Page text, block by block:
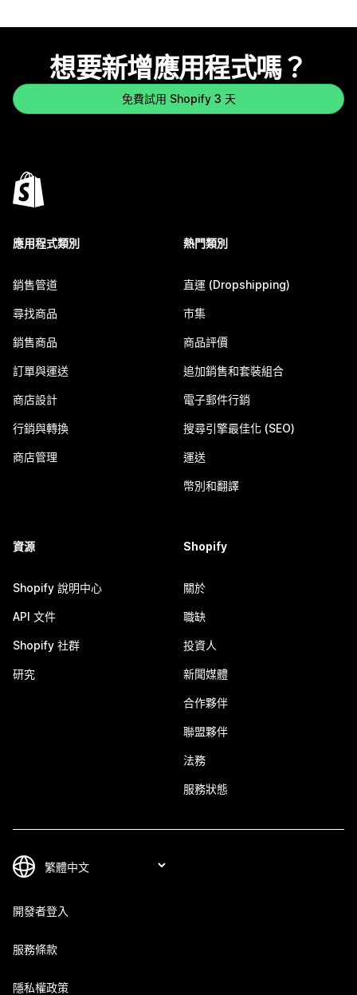
想要新增應用程式嗎？
免費試用 Shopify 3 天
應用程式類別
銷售管道
尋找商品
銷售商品
訂單與運送
商店設計
行銷與轉換
商店管理
熱門類別
直運 (Dropshipping)
市集
商品評價
追加銷售和套裝組合
電子郵件行銷
搜尋引擎最佳化 (SEO)
運送
幣別和翻譯
資源
Shopify 說明中心
API 文件
Shopify 社群
研究
Shopify
關於
職缺
投資人
新聞媒體
合作夥伴
聯盟夥伴
法務
服務狀態
開發者登入
服務條款
隱私權政策